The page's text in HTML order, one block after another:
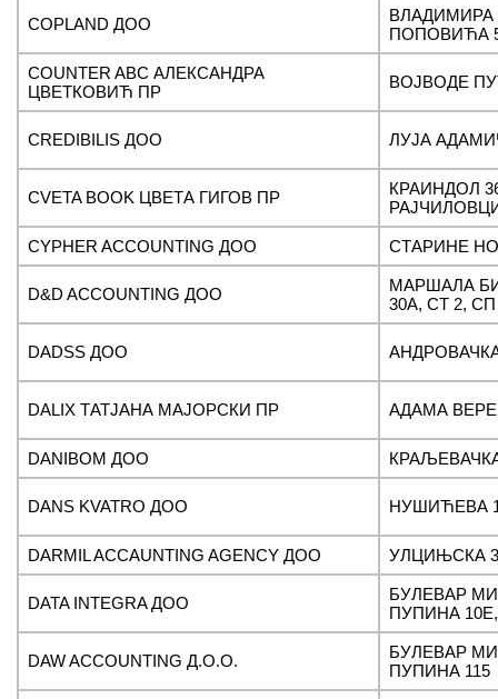
COPLAND ДОО
ВЛАДИМИРА
ПОПОВИЋА
COUNTER ABC АЛЕКСАНДРА
ЦВЕТКОВИЋ ПР
ВОЈВОДЕ
CREDIBILIS ДОО ЛУЈА
CVETA BOOK ЦВЕТА ГИГОВ ПР
КРАИНДОЛ
CYPHER ACCOUNTING ДОО СТАРИНЕ
D&D ACCOUNTING ДОО
МАРШАЛА
30A, СТ 2, СП
DADSS ДОО
DALIX ТАТЈАНА МАЈОРСКИ ПР АДАМА
DANIBOM ДОО
DANS KVATRO ДОО НУШИЋЕВА
DARMIL ACCAUNTING AGENCY ДОО УЛЦИЊСКА
DATA INTEGRA ДОО
БУЛЕВАР
ПУПИНА
DAW ACCOUNTING Д.О.О.
БУЛЕВАР
ПУПИНА 115